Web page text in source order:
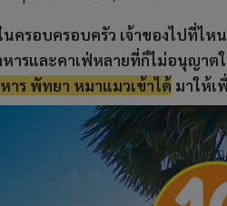
นครอบครอบครัว เจ้าของไปที่ไ
ารและคาเฟ่หลายที่ก็ไม่อนุญาต
าร พัทยา หมาแมวเข้าได้ มาให้เ